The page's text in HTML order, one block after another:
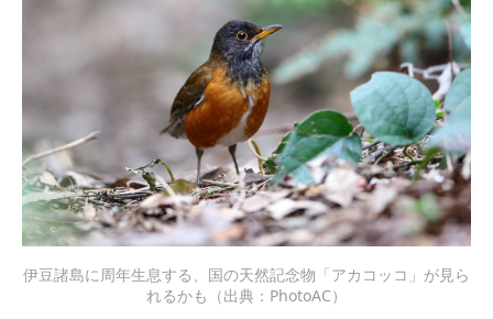
伊豆諸島に周年生息する、国の天然記念物「アカコッコ」が見ら
れるかも（出典：PhotoAC）